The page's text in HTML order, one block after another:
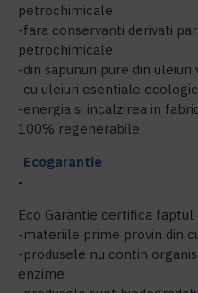
petrochimicale
-fara conservanti derivati
petrochimicale
-din sapunuri pure din
-cu uleiuri esentiale
-energia si incalzirea in
100% regenerabile
-
Ecogarantie
Eco Garantie certifica faptul
-materiile prime provin din
-produsele nu contin
enzime